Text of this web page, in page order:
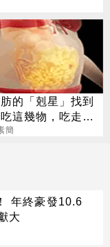
可遇不可求
的「剋星」找到
這幾物，吃走大
出小蠻腰
簡
年終豪發10.6
大